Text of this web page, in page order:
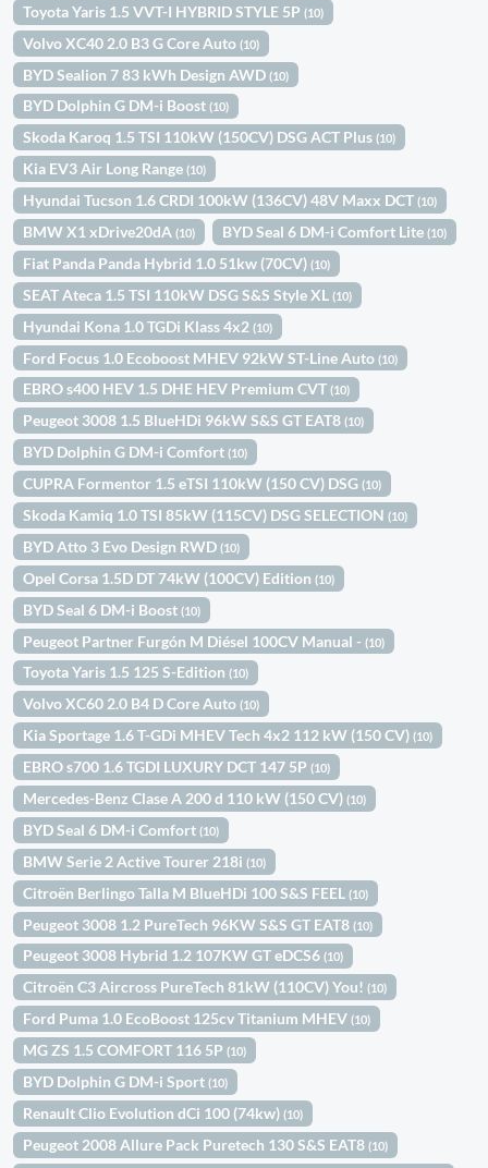
Toyota Yaris 1.5 VVT-I HYBRID STYLE 5P(10)
Volvo XC40 2.0 B3 G Core Auto(10)
BYD Sealion 7 83 kWh Design AWD(10)
BYD Dolphin G DM-i Boost(10)
Skoda Karoq 1.5 TSI 110kW (150CV) DSG ACT Plus(10)
Kia EV3 Air Long Range(10)
Hyundai Tucson 1.6 CRDI 100kW (136CV) 48V Maxx DCT(10)
BMW X1 xDrive20dA(10) BYD Seal 6 DM-i Comfort Lite(10)
Fiat Panda Panda Hybrid 1.0 51kw (70CV)(10)
SEAT Ateca 1.5 TSI 110kW DSG S&S Style XL(10)
Hyundai Kona 1.0 TGDi Klass 4x2(10)
Ford Focus 1.0 Ecoboost MHEV 92kW ST-Line Auto(10)
EBRO s400 HEV 1.5 DHE HEV Premium CVT(10)
Peugeot 3008 1.5 BlueHDi 96kW S&S GT EAT8(10)
BYD Dolphin G DM-i Comfort(10)
CUPRA Formentor 1.5 eTSI 110kW (150 CV) DSG(10)
Skoda Kamiq 1.0 TSI 85kW (115CV) DSG SELECTION(10)
BYD Atto 3 Evo Design RWD(10)
Opel Corsa 1.5D DT 74kW (100CV) Edition(10)
BYD Seal 6 DM-i Boost(10)
Peugeot Partner Furgón M Diésel 100CV Manual -(10)
Toyota Yaris 1.5 125 S-Edition(10)
Volvo XC60 2.0 B4 D Core Auto(10)
Kia Sportage 1.6 T-GDi MHEV Tech 4x2 112 kW (150 CV)(10)
EBRO s700 1.6 TGDI LUXURY DCT 147 5P(10)
Mercedes-Benz Clase A 200 d 110 kW (150 CV)(10)
BYD Seal 6 DM-i Comfort(10)
BMW Serie 2 Active Tourer 218i(10)
Citroën Berlingo Talla M BlueHDi 100 S&S FEEL(10)
Peugeot 3008 1.2 PureTech 96KW S&S GT EAT8(10)
Peugeot 3008 Hybrid 1.2 107KW GT eDCS6(10)
Citroën C3 Aircross PureTech 81kW (110CV) You!(10)
Ford Puma 1.0 EcoBoost 125cv Titanium MHEV(10)
MG ZS 1.5 COMFORT 116 5P(10)
BYD Dolphin G DM-i Sport(10)
Renault Clio Evolution dCi 100 (74kw)(10)
Peugeot 2008 Allure Pack Puretech 130 S&S EAT8(10)